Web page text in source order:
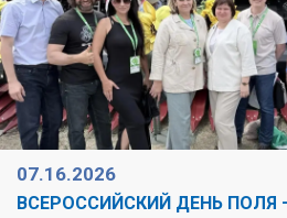
07.16.2026
ВСЕРОССИЙСКИЙ ДЕНЬ ПОЛЯ